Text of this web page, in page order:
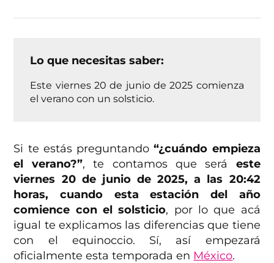
Lo que necesitas saber:
Este viernes 20 de junio de 2025 comienza
el verano con un solsticio.
Si te estás preguntando“¿cuándo empieza
el verano?”, te contamos que será este
viernes 20 de junio de 2025, a las 20:42
horas, cuando esta estación del año
comience con el solsticio, por lo que acá
igual te explicamos las diferencias que tiene
con el equinoccio. Sí, así empezará
oficialmente esta temporada en México.